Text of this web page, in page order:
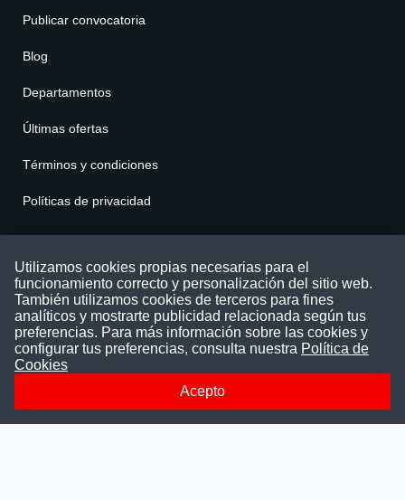
Publicar convocatoria
Blog
Departamentos
Últimas ofertas
Términos y condiciones
Políticas de privacidad
Puede comunicarse con nosotros a través
nuestras redes sociales o del correo:
contacto@convocatoriasdetrabajo.com
Siguenos en:
Utilizamos cookies propias necesarias para el
funcionamiento correcto y personalización del sitio web.
También utilizamos cookies de terceros para fines
analíticos y mostrarte publicidad relacionada según tus
preferencias. Para más información sobre las cookies y
configurar tus preferencias, consulta nuestra Política de
Cookies
Acepto